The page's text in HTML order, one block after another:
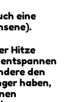
eine
Hitze
den
haben,